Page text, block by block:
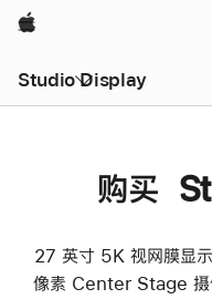
Apple
Studio Display
购买
27 英寸 5K 视网膜显
像素 Center Stage 摄